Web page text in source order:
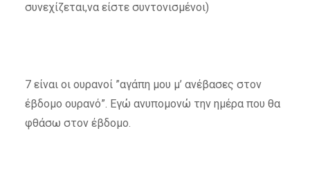
συνεχίζεται,να είστε συντονισμένοι)
7 είναι οι ουρανοί ”αγάπη μου μ’ ανέβασες στον
έβδομο ουρανό”. Εγώ ανυπομονώ την ημέρα που θα
φθάσω στον έβδομο.